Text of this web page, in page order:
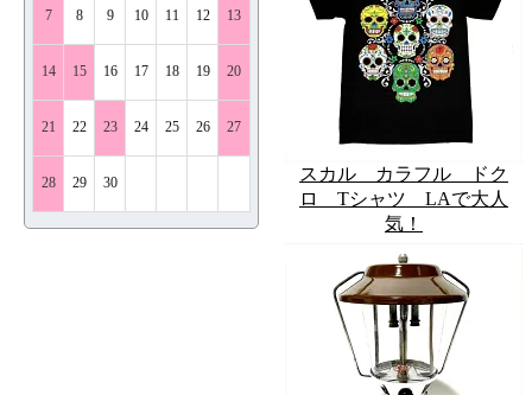
スカル カラフル ドク
ロ Tシャツ LAで大人
気！